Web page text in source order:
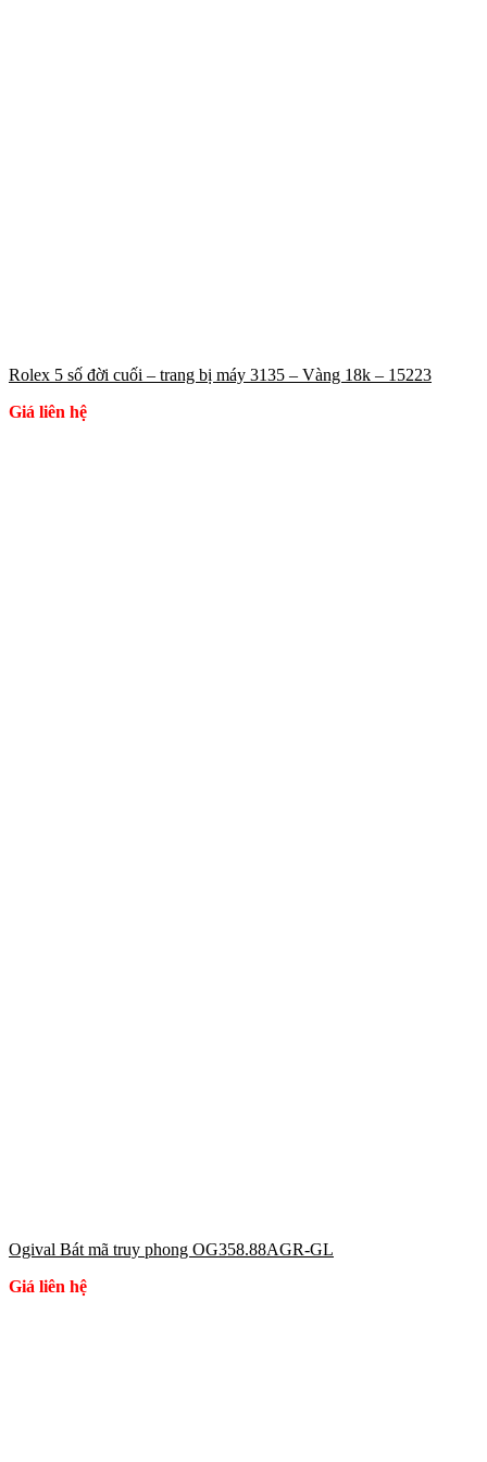
Rolex 5 số đời cuối – trang bị máy 3135 – Vàng 18k – 15223
Giá liên hệ
Ogival Bát mã truy phong OG358.88AGR-GL
Giá liên hệ